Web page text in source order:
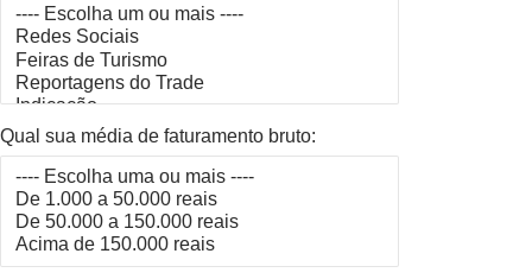
Qual sua média de faturamento bruto: